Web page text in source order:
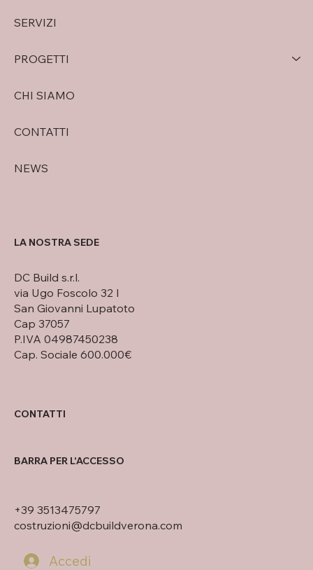
SERVIZI
PROGETTI
CHI SIAMO
CONTATTI
NEWS
LA NOSTRA SEDE
DC Build s.r.l.
via Ugo Foscolo 32 I
San Giovanni Lupatoto
Cap 37057
P.IVA 04987450238
Cap. Sociale 600.000€
CONTATTI
+39 3513475797
costruzioni@dcbuildverona.com
BARRA PER L'ACCESSO
Accedi